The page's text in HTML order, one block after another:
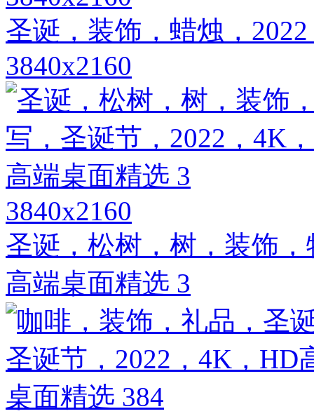
圣诞，装饰，蜡烛，
3840x2160
3840x2160
圣诞，松树，树，装饰
高端桌面精选 3